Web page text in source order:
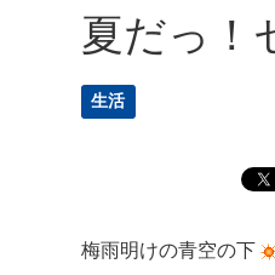
夏だっ！
生活
梅雨明けの青空の下